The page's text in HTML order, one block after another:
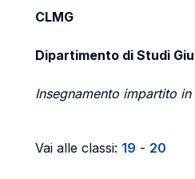
CLMG
Dipartimento di Studi
Insegnamento impartito
Vai alle classi: 19 - 20